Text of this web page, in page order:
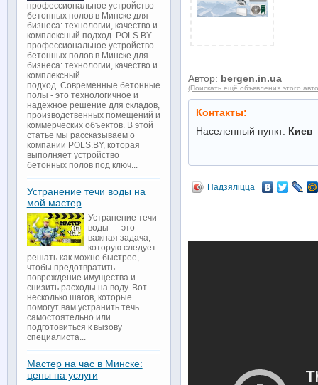
Автор: bergen.in.ua
(Поискать ещё объявления этого
Контакты:
Населенный пункт: Киев
Падзяліцца
профессиональное устройство
бетонных полов в Минске для
бизнеса: технологии, качество и
комплексный подход..POLS.BY -
профессиональное устройство
бетонных полов в Минске для
бизнеса: технологии, качество и
комплексный
подход..Современные бетонные
полы - это технологичное и
надёжное решение для складов,
производственных помещений и
коммерческих объектов. В этой
статье мы рассказываем о
компании POLS.BY, которая
выполняет устройство
бетонных полов под ключ...
Устранение течи воды на
мой мастер
Устранение течи
воды — это
важная задача,
которую следует
решать как можно быстрее,
чтобы предотвратить
повреждение имущества и
снизить расходы на воду. Вот
несколько шагов, которые
помогут вам устранить течь
самостоятельно или
подготовиться к вызову
специалиста...
Мастер на час в Минске:
цены на услуги